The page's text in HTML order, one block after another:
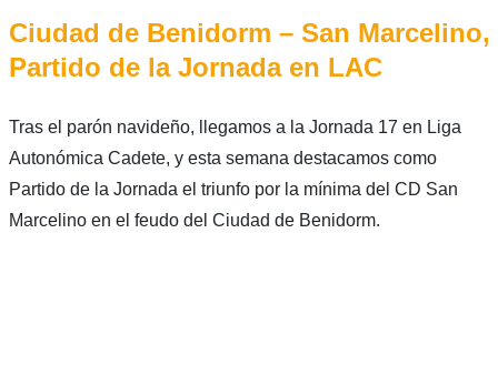
Ciudad de Benidorm – San Marcelino,
Partido de la Jornada en LAC
Tras el parón navideño, llegamos a la Jornada 17 en Liga
Autonómica Cadete, y esta semana destacamos como
Partido de la Jornada el triunfo por la mínima del CD San
Marcelino en el feudo del Ciudad de Benidorm.